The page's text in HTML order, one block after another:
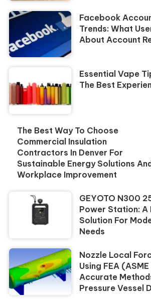
Facebook
Trends: What
About Account
Essential Vape
The Best
The Best Way To Choose
Commercial Insulation
Contractors In Denver For
Sustainable Energy Solutions And
Workplace Improvement
GEYOTO N300
Power Station: A
Solution For
Needs
Nozzle Local
Using FEA
Accurate
Pressure Vessel